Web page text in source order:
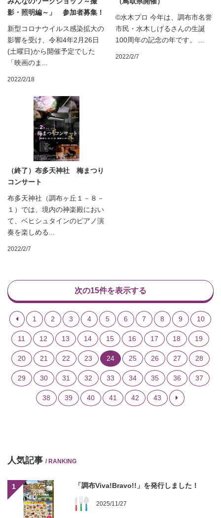
影・照明編～」 参加者募集！
新型コロナウイルス感染拡大の
影響を受け、令和4年2月26日
(土曜日)から開催予定でした
「映画のま...
2022/2/18
©水木プロ 今年は、調布市名誉
市民・水木しげるさんの生誕
100周年の記念の年です。 ...
2022/2/7
（終了）布多天神社 梅まつり
コンサート
布多天神社（調布ヶ丘１－８－
１）では、境内の神楽殿におい
て、ベヒシュタインのピアノ演
奏を楽しめる...
2022/2/7
次の15件を表示する
1 2 3 4 5 6 7 8 9 10
11 12 13 14 15 16 17 18 19
20 21 22 23 24 25 26 27 28
29 30 31 32 33 34 35 36 37
38 39 40 41 42 43
人気記事 / RANKING
1 「調布Viva!Bravo!!」を発行しました！
2025/11/27